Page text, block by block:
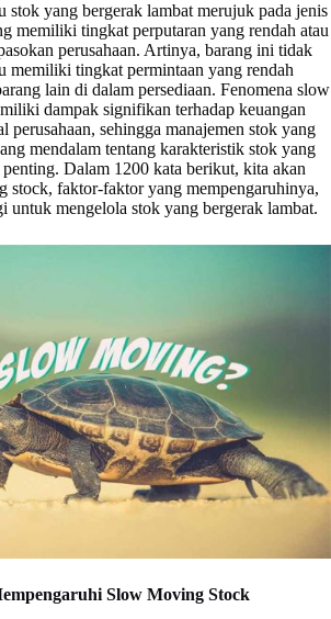
stok yang bergerak lambat merujuk pada jenis
memiliki tingkat perputaran yang rendah atau
perusahaan. Artinya, barang ini tidak
memiliki tingkat permintaan yang rendah
lain di dalam persediaan. Fenomena slow
dampak signifikan terhadap keuangan
perusahaan, sehingga manajemen stok yang
mendalam tentang karakteristik stok yang
penting. Dalam 1200 kata berikut, kita akan
stock, faktor-faktor yang mempengaruhinya,
untuk mengelola stok yang bergerak lambat.
Slow Moving Stock